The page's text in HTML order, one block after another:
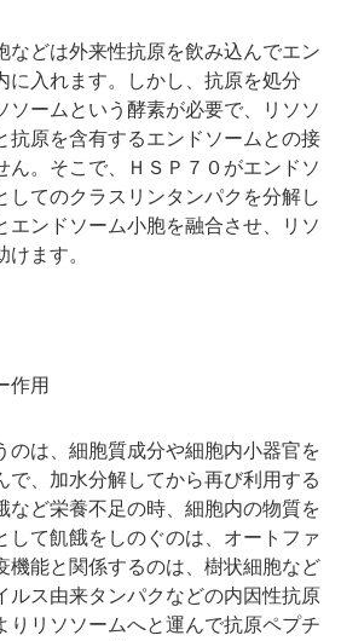
などは外来性抗原を飲み込んでエン
に入れます。しかし、抗原を処分
ソームという酵素が必要で、リソソ
抗原を含有するエンドソームとの接
ん。そこで、ＨＳＰ７０がエンドソ
してのクラスリンタンパクを分解し
エンドソーム小胞を融合させ、リソ
ます。
作用
のは、細胞質成分や細胞内小器官を
で、加水分解してから再び利用する
など栄養不足の時、細胞内の物質を
して飢餓をしのぐのは、オートファ
機能と関係するのは、樹状細胞など
ルス由来タンパクなどの内因性抗原
りリソソームへと運んで抗原ペプチ